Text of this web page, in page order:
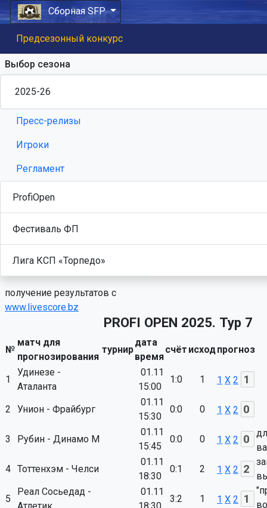
Сборная SFP
Предсезонный конкурс
Выбор сезона
Пресс-релизы
Игроки
Регламент
ProfiOpen
Фестиваль ФП
Лига КСП «Торпедо»
получение результатов с
www.livescore.bz
PROFI OPEN 2025. Тур 7
№
матч для
прогнозирования
турнир
дата
время
счёт исходпрогноз
1
Удинезе -
Аталанта
01.11
15:00
1:0 1 1 X 2
2 Унион - Фрайбург
01.11
15:30
0:0 0 1 X 2
3 Рубин - Динамо М
01.11
15:45
0:0 0 1 X 2
4 Тоттенхэм - Челси
01.11
18:30
0:1 2 1 X 2
5
Реал Сосьедад -
01.11
3:2 1 1 X 2